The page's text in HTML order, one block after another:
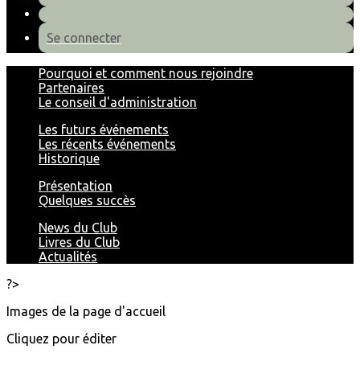
Se connecter
Pourquoi et comment nous rejoindre
Partenaires
Le conseil d'administration
Les futurs événements
Les récents événements
Historique
Présentation
Quelques succès
News du Club
Livres du Club
Actualités
?>
Images de la page d'accueil
Cliquez pour éditer